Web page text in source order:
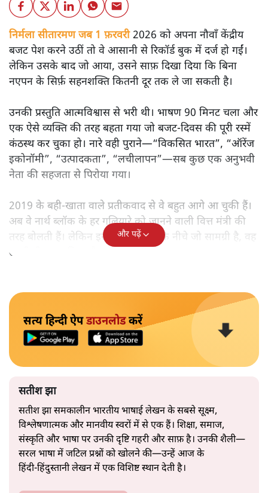
निर्मला सीतारमण जब 1 फ़रवरी2026 को अपना नौवाँ केंद्रीय
बजट पेश करने उठीं तो वे आसानी से रिकॉर्ड बुक में दर्ज हो गईं।
लेकिन उसके बाद जो आया, उसने साफ़ दिखा दिया कि बिना
नएपन के सिर्फ़ सहनशक्ति कितनी दूर तक ले जा सकती है।
उनकी प्रस्तुति आत्मविश्वास से भरी थी। भाषण 90 मिनट चला और
एक ऐसे व्यक्ति की तरह बहता गया जो बजट‑दिवस की पूरी रस्में
कंठस्थ कर चुका हो। नारे वही पुराने—“विकसित भारत”, “ऑरेंज
इकोनॉमी”, “उत्पादकता”, “लचीलापन”—सब कुछ एक अनुभवी
नेता की सहजता से पिरोया गया।
2019 के बही‑खाता वाले प्रतीकवाद से वे बहुत आगे आ चुकी हैं।
अब वे नार्थ ब्लॉक के हर गलियारे को जानने वाली वित्त मंत्री की
तरह बोलती हैं। लेकिन इस आत्मविश्वास के नीचे जो सामग्री है, वह
उतनी ही अनुमानित और दोहराव भरी।
और पढ़ें
सत्य हिन्दी ऐपडाउनलोडकरें
सतीश झा
सतीश झा समकालीन भारतीय भाषाई लेखन के सबसे सूक्ष्म,
विश्लेषणात्मक और मानवीय स्वरों में से एक हैं। शिक्षा, समाज,
संस्कृति और भाषा पर उनकी दृष्टि गहरी और साफ़ है। उनकी शैली—
सरल भाषा में जटिल प्रश्नों को खोलने की—उन्हें आज के
हिंदी‑हिंदुस्तानी लेखन में एक विशिष्ट स्थान देती है।